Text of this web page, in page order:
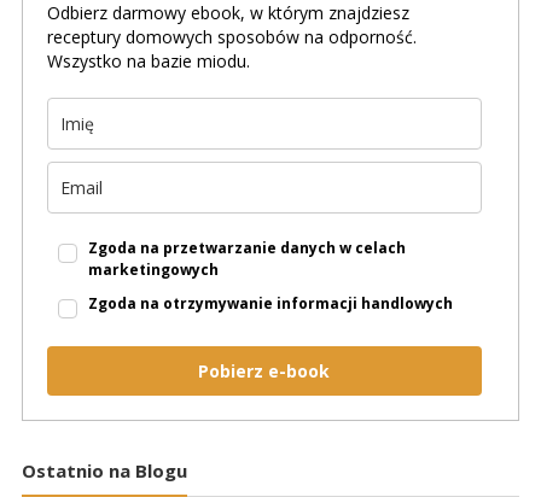
Odbierz darmowy ebook, w którym znajdziesz
receptury domowych sposobów na odporność.
Wszystko na bazie miodu.
Zgoda na przetwarzanie danych w celach
marketingowych
Zgoda na otrzymywanie informacji handlowych
Pobierz e-book
Ostatnio na Blogu